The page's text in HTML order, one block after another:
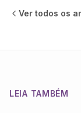
Ver todos os
LEIA TAMBÉM